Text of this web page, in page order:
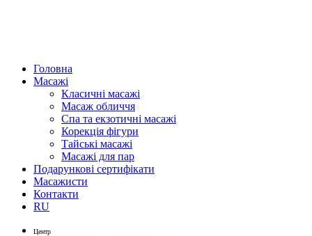
Головна
Масажі
Класичні масажі
Масаж обличчя
Спа та екзотичні масажі
Корекція фігури
Тайські масажі
Масажі для пар
Подарункові сертифікати
Масажисти
Контакти
RU
Центр